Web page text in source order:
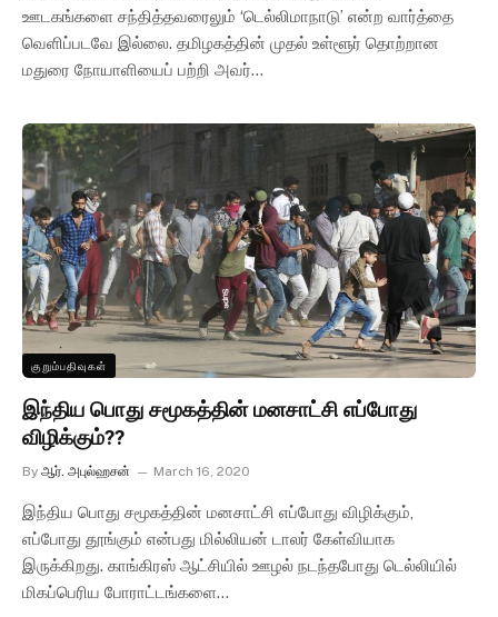
ஊடகங்களை சந்தித்தவரைலும் ‘டெல்லிமாநாடு’ என்ற வார்த்தை
வெளிப்படவே இல்லை. தமிழகத்தின் முதல் உள்ளூர் தொற்றான
மதுரை நோயாளியைப் பற்றி அவர்…
குறும்பதிவுகள்
இந்திய பொது சமூகத்தின் மனசாட்சி எப்போது
விழிக்கும்??
By ஆர். அபுல்ஹசன் March 16, 2020
இந்திய பொது சமூகத்தின் மனசாட்சி எப்போது விழிக்கும்,
எப்போது தூங்கும் என்பது மில்லியன் டாலர் கேள்வியாக
இருக்கிறது. காங்கிரஸ் ஆட்சியில் ஊழல் நடந்தபோது டெல்லியில்
மிகப்பெரிய போராட்டங்களை…